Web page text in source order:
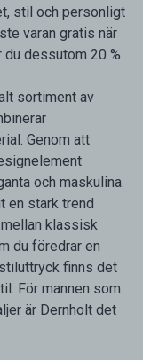
stil och personligt
varan gratis när
dessutom 20 %
sortiment av
Genom att
och maskulina.
en stark trend
klassisk
du föredrar en
finns det
För mannen som
är Dernholt det